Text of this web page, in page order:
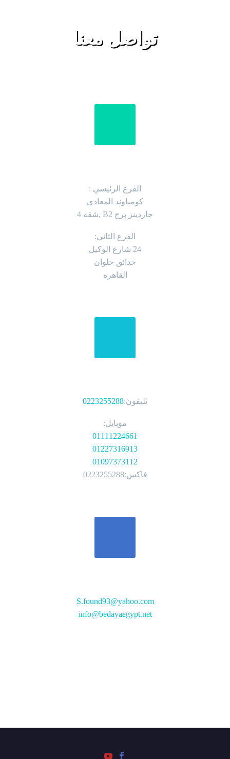
تواصل معنا
الفرع الرئيسي :
كومباوند المعادي
جاردينز برج B2 ,شقه 4
الفرع الثاني:
24 شارع الوكيل
حدائق حلوان
القاهره
تليفون:0223255288
موبايل:
01111224661
01227316913
01097373112
فاكس:0223255288
S.found93@yahoo.com
info@bedayaegypt.net